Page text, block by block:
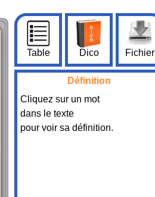
Table Dico Fichier
Définition
Cliquez sur un mot
dans le texte
pour voir sa définition.